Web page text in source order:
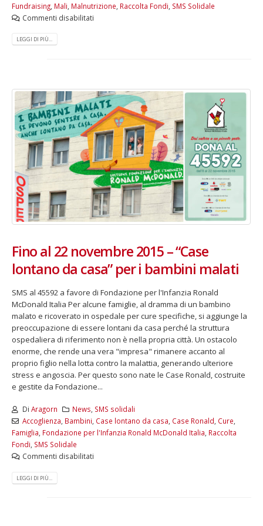
Fundraising Mali Malnutrizione Raccolta Fondi SMS Solidale
Commenti disabilitati
LEGGI DI PIÙ...
Fino al 22 novembre 2015 – “Case
lontano da casa” per i bambini malati
SMS al 45592 a favore di Fondazione per l'Infanzia Ronald
McDonald Italia Per alcune famiglie, al dramma di un bambino
malato e ricoverato in ospedale per cure specifiche, si aggiunge la
preoccupazione di essere lontani da casa perché la struttura
ospedaliera di riferimento non è nella propria città. Un ostacolo
enorme, che rende una vera "impresa" rimanere accanto al
proprio figlio nella lotta contro la malattia, generando ulteriore
stress e angoscia. Per questo sono nate le Case Ronald, costruite
e gestite da Fondazione...
Di Aragorn News, SMS solidali
Accoglienza, Bambini, Case lontano da casa, Case Ronald, Cure,
Famiglia, Fondazione per l'Infanzia Ronald McDonald Italia, Raccolta
Fondi, SMS Solidale
Commenti disabilitati
LEGGI DI PIÙ...